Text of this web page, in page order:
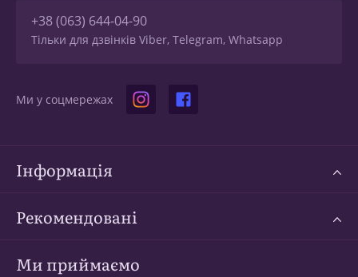
+38 (063) 644-04-90
Тільки для дзвінків Viber, Telegram, Whatsapp
Ми у соцмережах
Інформація
Рекомендовані
Ми приймаємо